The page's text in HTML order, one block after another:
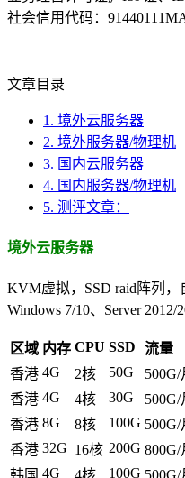
社会信用代码：
文章目录
1. 境外云服务器
2. 境外服务器/物理机
3. 国内云服务器
4. 国内服务器/物理机
5. 测评文章：
境外云服务器
KVM虚拟，SSD raid阵列，
Windows 7/10、Server 2012/
区域 内存 CPU SSD 流量
香港 4G 2核 50G 500G/
香港 4G 4核 30G 500G/
香港 8G 8核 100G 500G/
香港 32G 16核 200G 800G/
4G 100G